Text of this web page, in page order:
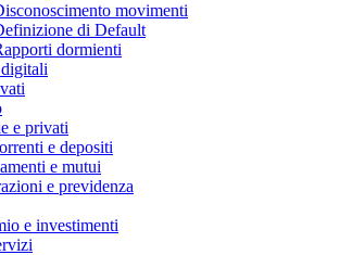
movimenti
di Default
dormienti
e privati
e depositi
e mutui
e previdenza
e investimenti